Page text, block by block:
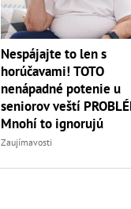
Nespájajte to len s
horúčavami! TOTO
nenápadné potenie u
seniorov veští
Mnohí to ignorujú
Zaujímavosti